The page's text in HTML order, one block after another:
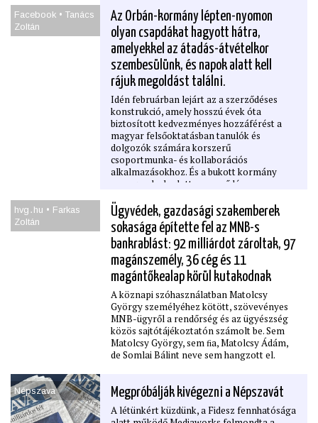
Facebook • Tanács
Zoltán
Az Orbán-kormány lépten-nyomon
olyan csapdákat hagyott hátra,
amelyekkel az átadás-átvételkor
szembesülünk, és napok alatt kell
rájuk megoldást találni.
Idén februárban lejárt az a szerződéses
konstrukció, amely hosszú évek óta
biztosított kedvezményes hozzáférést a
magyar felsőoktatásban tanulók és
dolgozók számára korszerű
csoportmunka- és kollaborációs
alkalmazásokhoz. És a bukott kormány
nem gondoskodott a szerződés
égni a dolgot.
hvg․hu • Farkas
Zoltán
Ügyvédek, gazdasági szakemberek
sokasága építette fel az MNB-s
bankrablást: 92 milliárdot zároltak, 97
magánszemély, 36 cég és 11
magántőkealap körül kutakodnak
A köznapi szóhasználatban Matolcsy
György személyéhez kötött, szövevényes
MNB-ügyről a rendőrség és az ügyészség
közös sajtótájékoztatón számolt be. Sem
Matolcsy György, sem ﬁa, Matolcsy Ádám,
de Somlai Bálint neve sem hangzott el.
Népszava Megpróbálják kivégezni a Népszavát
A létünkért küzdünk, a Fidesz fennhatósága